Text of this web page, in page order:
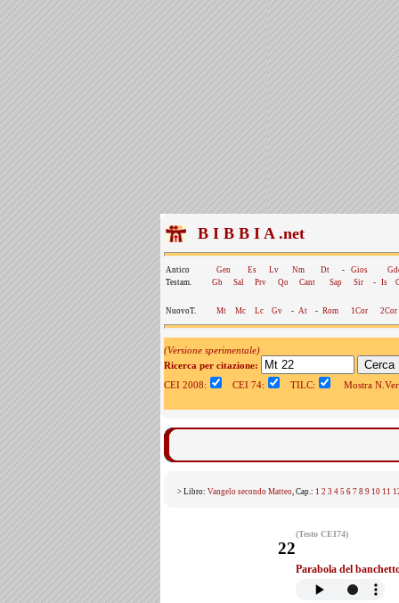
B I B B I A .net
Antico Gen Es Lv Nm Dt - Gios
Testam.
Gb Sal Prv Qo Cant Sap Sir - Is
NuovoT. Mt Mc Lc Gv - At - Rom 1Cor 2Cor
(Versione sperimentale)
Ricerca per citazione:
CEI 2008:
CEI 74: TILC: Mostra
> Libro: Vangelo secondo Matteo, Cap.: 1 2 3 4 5 6 7 8 9 10 11
(Testo CEI74)
22
Parabola del